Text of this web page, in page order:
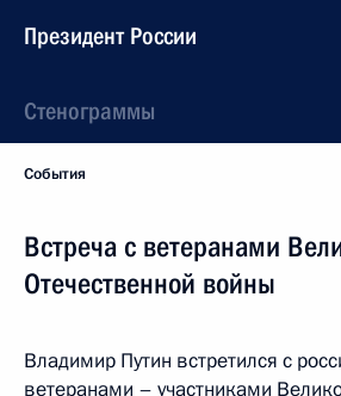
Президент России
Стенограммы
События
Встреча с ветеранами
Отечественной войны
Владимир Путин встретился с
ветеранами – участниками